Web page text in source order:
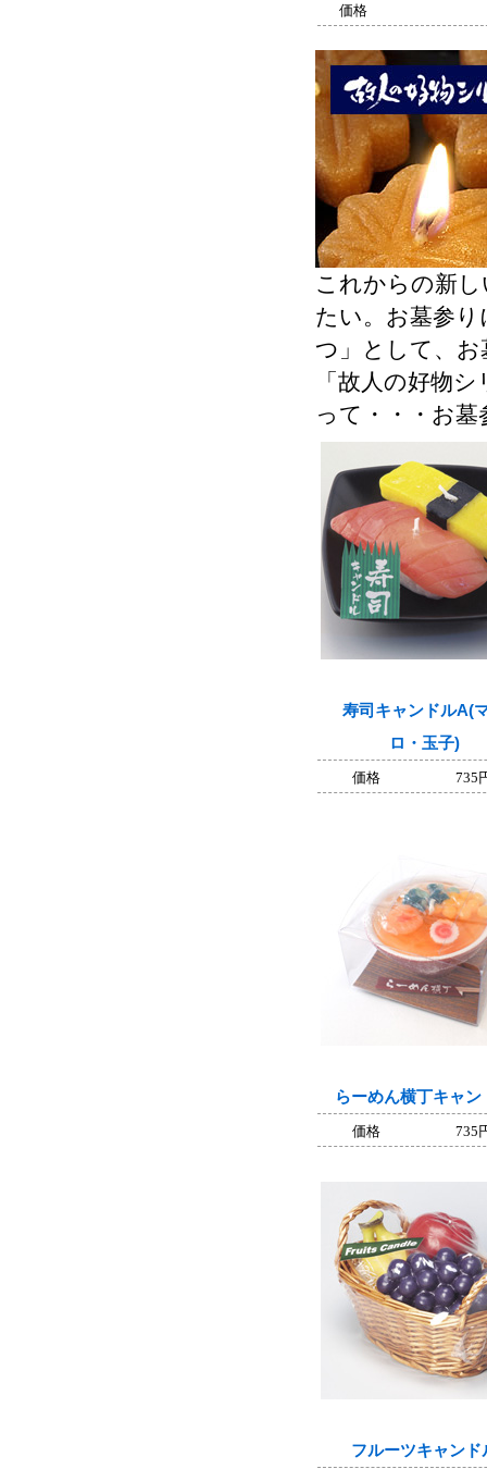
価格
これからの新
たい。お墓参
つ」として、
「故人の好物
って・・・お
寿司キャンドルA(
ロ・玉子)
価格 735
らーめん横丁キャン
価格 735
フルーツキャンド